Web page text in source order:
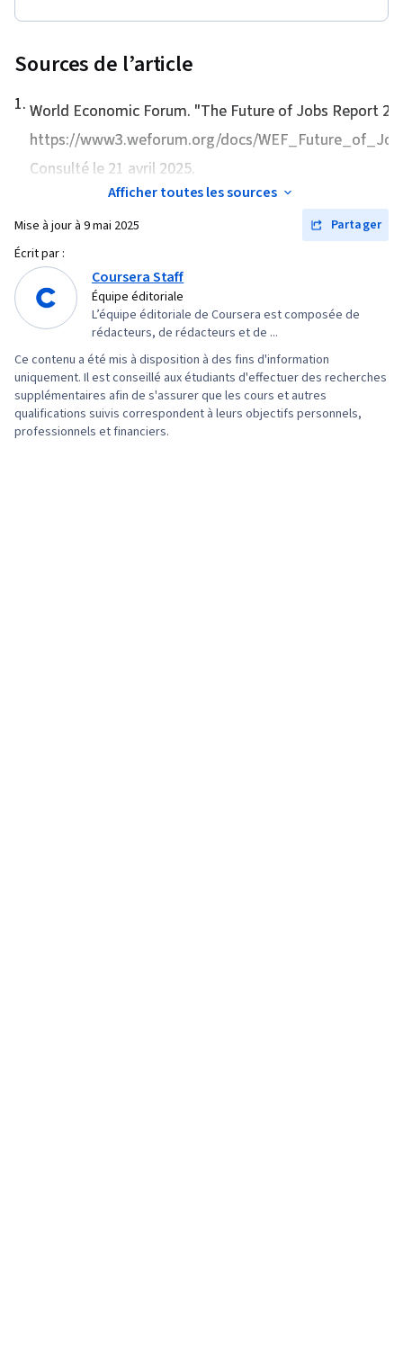
Sources de l’article
1. World Economic Forum. "The Future of Jobs Report
https://www3.weforum.org/docs/
Consulté le 21 avril 2025.
Afficher toutes les sources
Mise à jour à 9 mai 2025
Partager
Écrit par :
Coursera Staff
Équipe éditoriale
L’équipe éditoriale de Coursera est composée de
rédacteurs, de rédacteurs et de ...
Ce contenu a été mis à disposition à des fins d'information
uniquement. Il est conseillé aux étudiants d'effectuer des recherches
supplémentaires afin de s'assurer que les cours et autres
qualifications suivis correspondent à leurs objectifs personnels,
professionnels et financiers.